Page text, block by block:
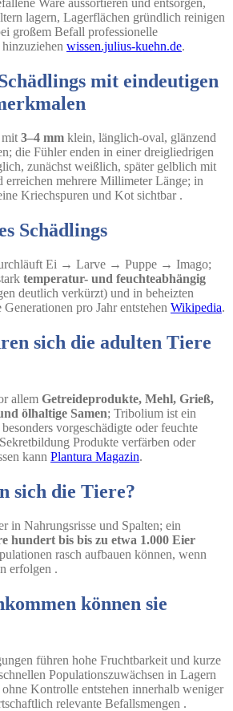
Ware aussortieren und entsorgen,
lagern, Lagerflächen gründlich reinigen
großem Befall professionelle
wissen.julius-kuehn.de.
mit eindeutigen
3–4 mm klein, länglich-oval, glänzend
die Fühler enden in einer dreigliedrigen
zunächst weißlich, später gelblich mit
mehrere Millimeter Länge; in
Kriechspuren und Kot sichtbar .
Schädlings
Ei → Larve → Puppe → Imago;
temperatur- und feuchteabhängig
deutlich verkürzt) und in beheizten
pro Jahr entstehen Wikipedia.
sich die adulten Tiere
allem Getreideprodukte, Mehl, Grieß,
ölhaltige Samen; Tribolium ist ein
vorgeschädigte oder feuchte
Produkte verfärben oder
kann Plantura Magazin.
sich die Tiere?
in Nahrungsrisse und Spalten; ein
hundert bis bis zu etwa 1.000 Eier
rasch aufbauen können, wenn
erfolgen .
können sie
führen hohe Fruchtbarkeit und kurze
Populationszuwächsen in Lagern
Kontrolle entstehen innerhalb weniger
relevante Befallsmengen .